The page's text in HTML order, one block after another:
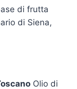
di frutta
di Siena,
Olio di